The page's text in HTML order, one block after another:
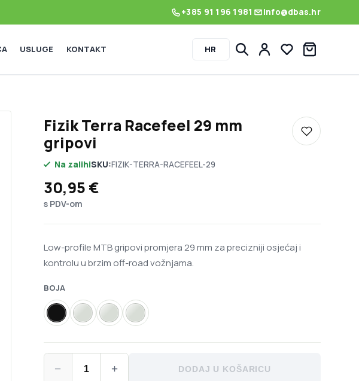
+385 91 196 1981 info@dbas.hr
HR Lista želja
USLUGE KONTAKT
Fizik Terra Racefeel 29 mm
gripovi
Dodaj u
Na zalihiSKU:FIZIK-TERRA-RACEFEEL-29
30,95 €
s PDV-om
Low-profile MTB gripovi promjera 29 mm za precizniji osjećaj i
kontrolu u brzim off-road vožnjama.
BOJA
Black Burgundy
Kaki Lavender
− + DODAJ U KOŠARICU